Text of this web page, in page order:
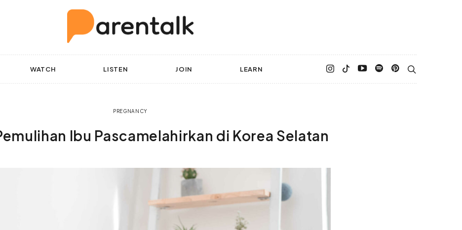
WATCH LISTEN JOIN LEARN
PREGNANCY
Ibu Pascamelahirkan di Korea Selatan